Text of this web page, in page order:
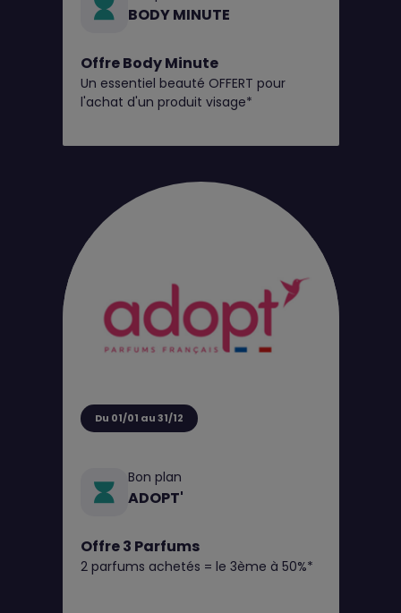
BODY MINUTE
Offre Body Minute
Un essentiel beauté OFFERT pour
l'achat d'un produit visage*
Du 01/01 au 31/12
Bon plan
ADOPT'
Offre 3 Parfums
2 parfums achetés = le 3ème à 50%*